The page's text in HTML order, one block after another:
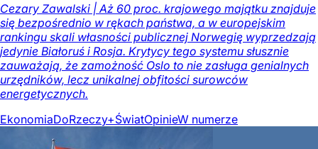
Cezary Zawalski | Aż 60 proc. krajowego majątku znajduje
się bezpośrednio w rękach państwa, a w europejskim
rankingu skali własności publicznej Norwegię wyprzedzają
jedynie Białoruś i Rosja. Krytycy tego systemu słusznie
zauważają, że zamożność Oslo to nie zasługa genialnych
urzędników, lecz unikalnej obfitości surowców
energetycznych.
EkonomiaDoRzeczy+ŚwiatOpinieW numerze